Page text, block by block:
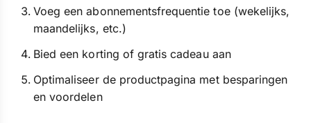
Voeg een abonnementsfrequentie toe (wekelijks,
maandelijks, etc.)
Bied een korting of gratis cadeau aan
Optimaliseer de productpagina met besparingen
en voordelen